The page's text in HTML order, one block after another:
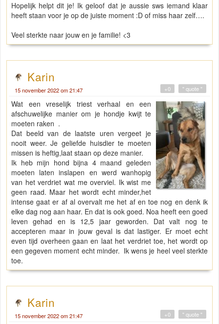
Hopelijk helpt dit je! Ik geloof dat je aussie sws iemand klaar
heeft staan voor je op de juiste moment :D of miss haar zelf….
Veel sterkte naar jouw en je familie! <3
Karin
15 november 2022 om 21:47 " quote "
+0
Wat een vreselijk triest verhaal en een
afschuwelijke manier om je hondje kwijt te
moeten raken .
Dat beeld van de laatste uren vergeet je
nooit weer. Je geliefde huisdier te moeten
missen is heftig,laat staan op deze manier.
Ik heb mijn hond bijna 4 maand geleden
moeten laten inslapen en werd wanhopig
van het verdriet wat me overviel. Ik wist me
geen raad. Maar het wordt echt minder,het
intense gaat er af al overvalt me het af en toe nog en denk ik
elke dag nog aan haar. En dat is ook goed. Noa heeft een goed
leven gehad en is 12,5 jaar geworden. Dat valt nog te
accepteren maar in jouw geval is dat lastiger. Er moet echt
even tijd overheen gaan en laat het verdriet toe, het wordt op
een gegeven moment echt minder. Ik wens je heel veel sterkte
toe.
Karin
15 november 2022 om 21:47 " quote "
+0